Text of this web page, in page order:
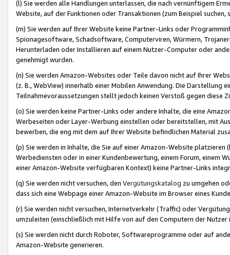
(l) Sie werden alle Handlungen unterlassen, die nach vernünftigem
Website, auf der Funktionen oder Transaktionen (zum Beispiel
(m) Sie werden auf Ihrer Website keine Partner-Links oder
Spionagesoftware, Schadsoftware, Computerviren, Würmern,
Herunterladen oder Installieren auf einem Nutzer-Computer oder
genehmigt wurden.
(n) Sie werden Amazon-Websites oder Teile davon nicht auf Ihrer
(z. B., WebView) innerhalb einer Mobilen Anwendung. Die Darstellung
Teilnahmevoraussetzungen stellt jedoch keinen Verstoß gegen diese
(o) Sie werden keine Partner-Links oder andere Inhalte, die eine
Werbeseiten oder Layer-Werbung einstellen oder bereitstellen, mit
bewerben, die eng mit dem auf Ihrer Website befindlichen Material
(p) Sie werden in Inhalte, die Sie auf einer Amazon-Website
Werbediensten oder in einer Kundenbewertung, einem Forum, einem
einer Amazon-Website verfügbaren Kontext) keine Partner-Links
(q) Sie werden nicht versuchen, den Vergütungskatalog zu umgehen
dass sich eine Webpage einer Amazon-Website im Browser eines
(r) Sie werden nicht versuchen, Internetverkehr (Traffic) oder
umzuleiten (einschließlich mit Hilfe von auf den Computern der
(s) Sie werden nicht durch Roboter, Softwareprogramme oder auf
Amazon-Website generieren.